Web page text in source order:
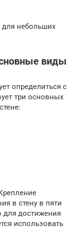
небольших
виды
определиться с
три основных
в стену в пяти
для достижения
использовать